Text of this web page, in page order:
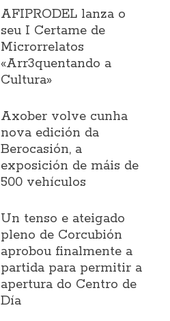
AFIPRODEL lanza o
seu I Certame de
Microrrelatos
«Arr3quentando a
Cultura»
Axober volve cunha
nova edición da
Berocasión, a
exposición de máis de
500 vehículos
Un tenso e ateigado
pleno de Corcubión
aprobou finalmente a
partida para permitir a
apertura do Centro de
Día